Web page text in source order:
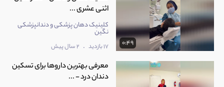
0:49
اثنی عشری ...
کلینیک دهان پزشکی و دندانپزشکی
نگین
17 بازدید . 2 سال پیش
معرفی بهترین داروها برای تسکین
دندان درد - ...